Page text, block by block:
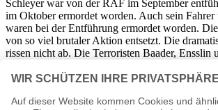
Schleyer war von der RAF im September
im Oktober ermordet worden. Auch sein Fahrer
waren bei der Entführung ermordet worden.
von so viel brutaler Aktion entsetzt. Die
rissen nicht ab. Die Terroristen Baader, Ensslin
Grund genug für den baden-württembergischen
Während in der CSSR die oppositionelle